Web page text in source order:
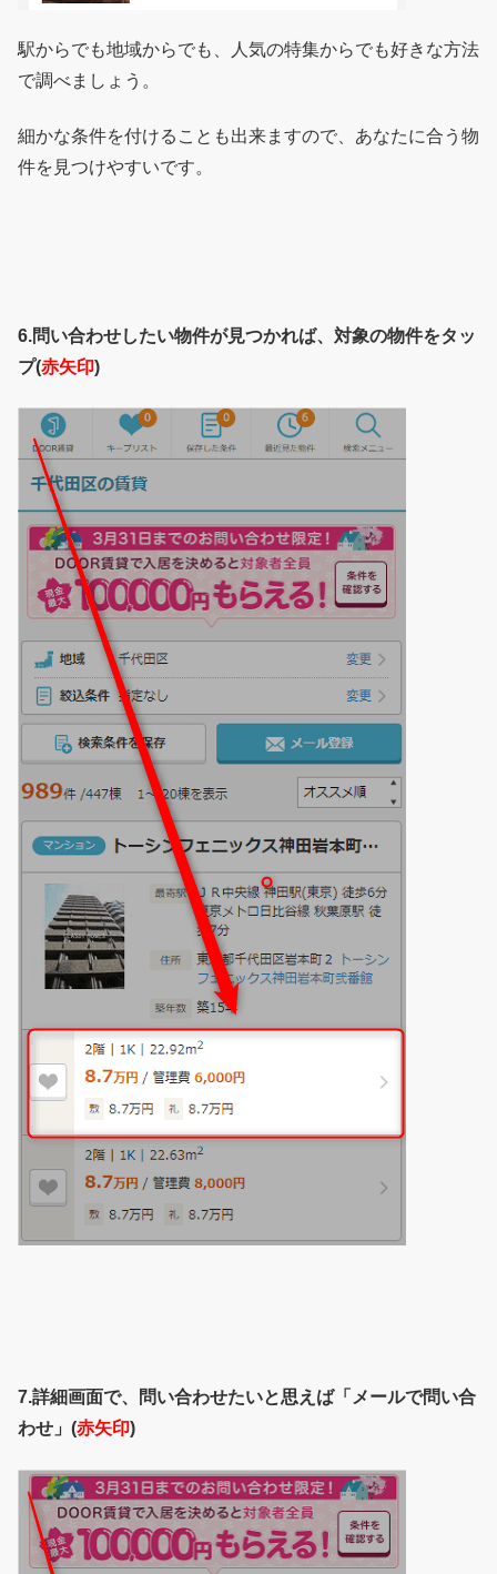
駅からでも地域からでも、人気の特集からでも好きな方法
で調べましょう。
細かな条件を付けることも出来ますので、あなたに合う物
件を見つけやすいです。
6.問い合わせしたい物件が見つかれば、対象の物件をタッ
プ(赤矢印)
7.詳細画面で、問い合わせたいと思えば「メールで問い合
わせ」(赤矢印)